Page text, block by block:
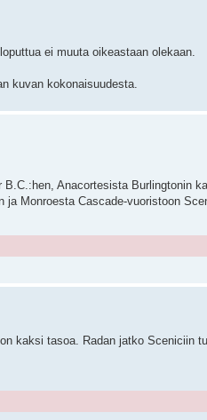
ei muuta oikeastaan olekaan.
kuvan kokonaisuudesta.
Anacortesista Burlingtonin
Monroesta Cascade-vuoristoon
kaksi tasoa. Radan jatko Sceniciin